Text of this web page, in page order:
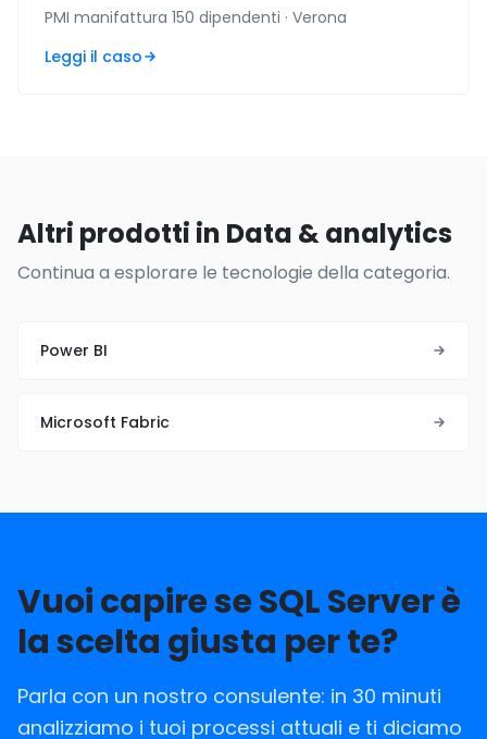
PMI manifattura 150 dipendenti · Verona
Leggi il caso
Altri prodotti in Data & analytics
Continua a esplorare le tecnologie della categoria.
Power BI
Microsoft Fabric
Vuoi capire se SQL Server è
la scelta giusta per te?
Parla con un nostro consulente: in 30 minuti
analizziamo i tuoi processi attuali e ti diciamo